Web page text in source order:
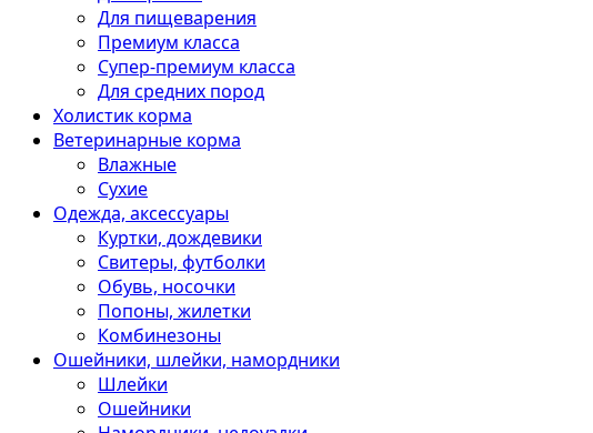
Для пищеварения
Премиум класса
Супер-премиум класса
Для средних пород
Холистик корма
Ветеринарные корма
Влажные
Сухие
Одежда, аксессуары
Куртки, дождевики
Свитеры, футболки
Обувь, носочки
Попоны, жилетки
Комбинезоны
Ошейники, шлейки, намордники
Шлейки
Ошейники